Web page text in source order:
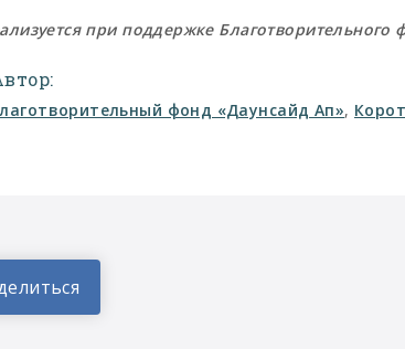
при поддержке
фонд «Даунсайд Ап»,